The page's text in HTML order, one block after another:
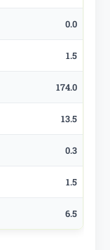
0.0
1.5
174.0
13.5
0.3
1.5
6.5